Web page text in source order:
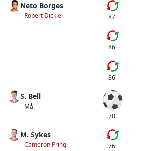
Neto Borges
Robert Dickie
Femte bytet
87'
Fjärde bytet
86'
Tredje bytet
86'
S. Bell
Mål Mål
78'
M. Sykes
Cameron Pring
Fjärde bytet
76'